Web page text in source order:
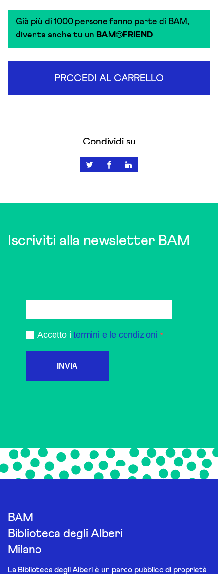
Già più di 1000 persone fanno parte di BAM,
diventa anche tu un BAM FRIEND
PROCEDI AL CARRELLO
Condividi su
Iscriviti alla newsletter BAM
Accetto i termini e le condizioni
INVIA
BAM
Biblioteca degli Alberi
Milano
La Biblioteca degli Alberi è un parco pubblico di proprietà